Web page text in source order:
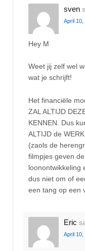
sven
April 10,
Hey M
Weet jij zelf wel
wat je schrijft!
Het financiële
ZAL ALTIJD
KENNEN. Dus
ALTIJD de
(zaols de
filmpjes geven
loonontwikkeling
dus niet om of
een tang op een
Eric
April 10,